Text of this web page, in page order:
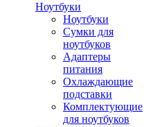
Ноутбуки
Ноутбуки
Сумки для
ноутбуков
Адаптеры
питания
Охлаждающие
подставки
Комплектующие
для ноутбуков